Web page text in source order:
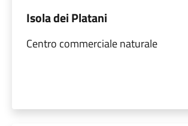
Isola dei Platani
Centro commerciale naturale